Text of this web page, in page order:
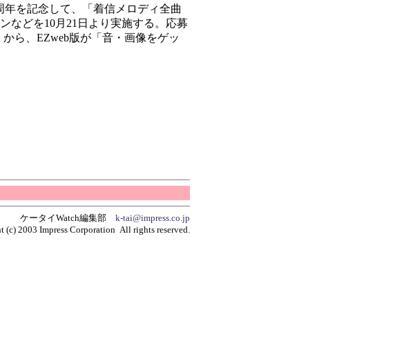
を記念して、「着信メロディ全曲
などを10月21日より実施する。応募
ら、EZweb版が「音・画像をゲッ
ケータイWatch編集部 k-tai@impress.co.jp
(c) 2003 Impress Corporation All rights reserved.